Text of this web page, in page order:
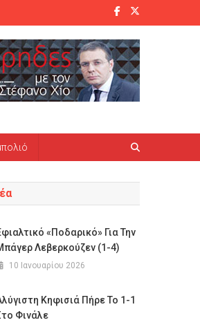
«ποδαρικό» Για Την
Λεβερκούζεν (1-4)
10 Ιανουαρίου 2026
Κηφισιά Πήρε Το 1-1
Φινάλε